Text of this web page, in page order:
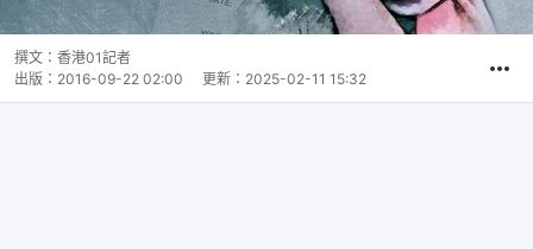
撰文： 香港01記者
出版： 2016-09-22 02:00 更新： 2025-02-11 15:32